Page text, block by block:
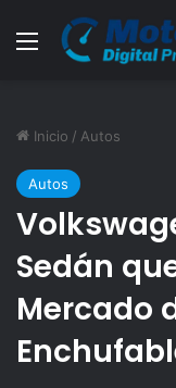
Menú
Inicio / Autos
Autos
Sedán
Mercado